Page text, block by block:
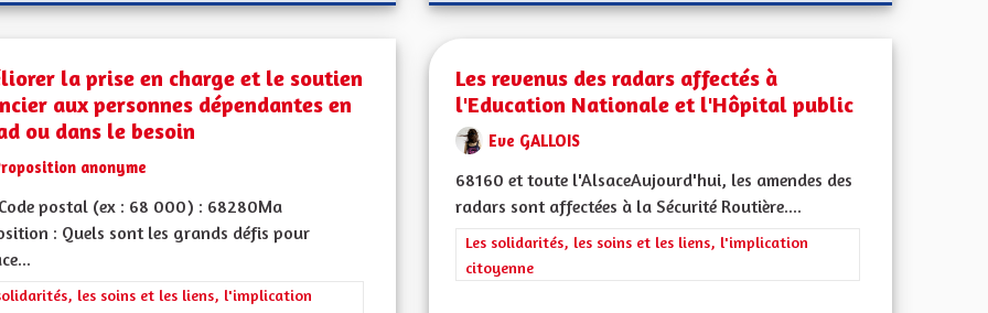
la prise en charge et le soutien
aux personnes dépendantes en
ou dans le besoin
anonyme
postal (ex : 68 000) : 68280Ma
: Quels sont les grands défis pour
les résultats de la catégorie : Les solidarités, les soins et les liens, l'implication citoyenne
les soins et les liens, l'implication
Les revenus des radars affectés à
l'Education Nationale et l'Hôpital public
Eve GALLOIS
68160 et toute l'AlsaceAujourd'hui, les amendes des
radars sont affectées à la Sécurité Routière....
Filtrer les résultats de la catégorie : Les solidarités, les soins et les liens,
Les solidarités, les soins et les liens, l'implication
citoyenne